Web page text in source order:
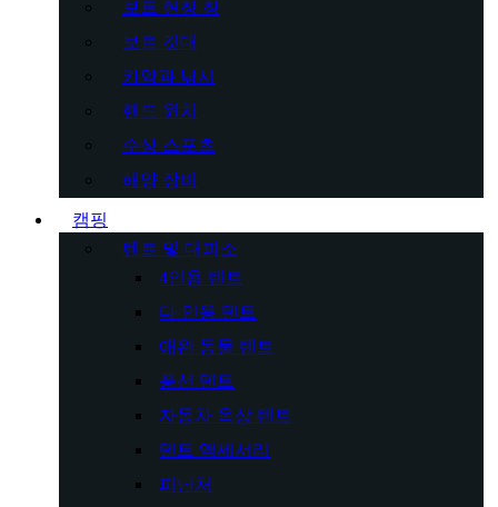
보트 현창 창
보트 깃대
카약과 낚시
핸드 윈치
수상 스포츠
해양 장비
캠핑
텐트 및 대피소
4인용 텐트
다 인용 텐트
애완 동물 텐트
풍선 텐트
자동차 옥상 텐트
텐트 액세서리
피난처